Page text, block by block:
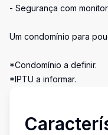
- Segurança com
Um condomínio para
*Condomínio a definir.
*IPTU a informar.